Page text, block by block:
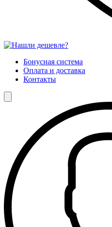
Бонусная система
Оплата и доставка
Контакты